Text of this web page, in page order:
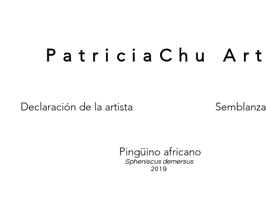
PatriciaChu Art
Declaración de la artista Semblanza
Pingüino africano
Spheniscus demersus
2019